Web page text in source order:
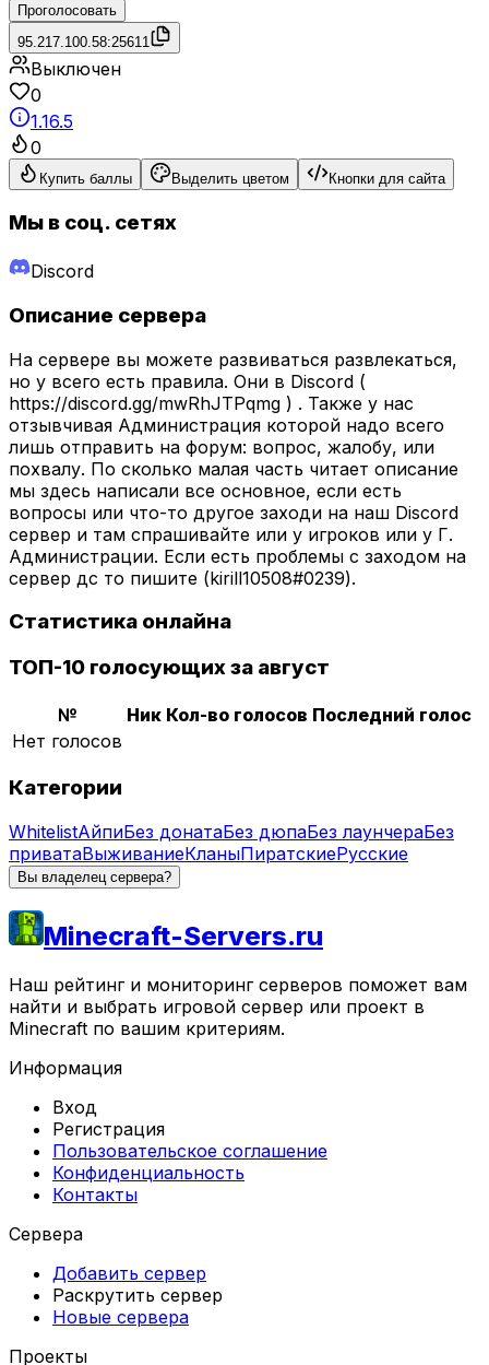
Проголосовать
95.217.100.58:25611
Выключен
0
1.16.5
0
Купить баллы Выделить цветом Кнопки для сайта
Мы в соц. сетях
Discord
Описание сервера
На сервере вы можете развиваться развлекаться,
но у всего есть правила. Они в Discord (
https://discord.gg/mwRhJTPqmg ) . Также у нас
отзывчивая Администрация которой надо всего
лишь отправить на форум: вопрос, жалобу, или
похвалу. По сколько малая часть читает описание
мы здесь написали все основное, если есть
вопросы или что-то другое заходи на наш Discord
сервер и там спрашивайте или у игроков или у Г.
Администрации. Если есть проблемы с заходом на
сервер дс то пишите (kirill10508#0239).
Статистика онлайна
ТОП-10 голосующих за август
№ Ник Кол-во голосов Последний голос
Нет голосов
Категории
WhitelistАйпиБез донатаБез дюпаБез лаунчераБез
приватаВыживаниеКланыПиратскиеРусские
Вы владелец сервера?
Minecraft-Servers.ru
Наш рейтинг и мониторинг серверов поможет вам
найти и выбрать игровой сервер или проект в
Minecraft по вашим критериям.
Информация
Вход
Регистрация
Пользовательское соглашение
Конфиденциальность
Контакты
Сервера
Добавить сервер
Раскрутить сервер
Новые сервера
Проекты